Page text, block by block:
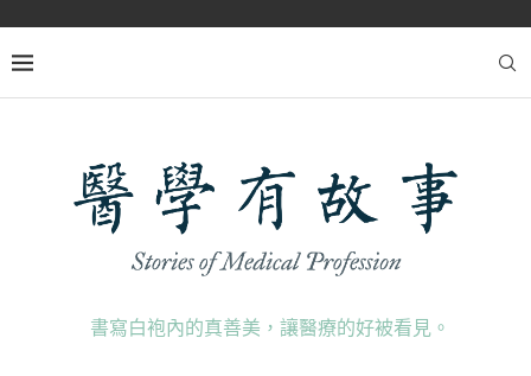
書寫白袍內的真善美，讓醫療的好被看見。